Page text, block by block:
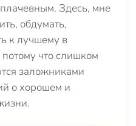
плачевным. Здесь, мне
обдумать,
к лучшему в
что слишком
заложниками
о хорошем и